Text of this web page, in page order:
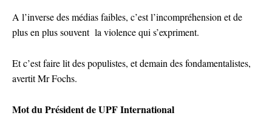
A l’inverse des médias faibles, c’est l’incompréhension et de
plus en plus souvent la violence qui s’expriment.
Et c’est faire lit des populistes, et demain des fondamentalistes,
avertit Mr Fochs.
Mot du Président de UPF International